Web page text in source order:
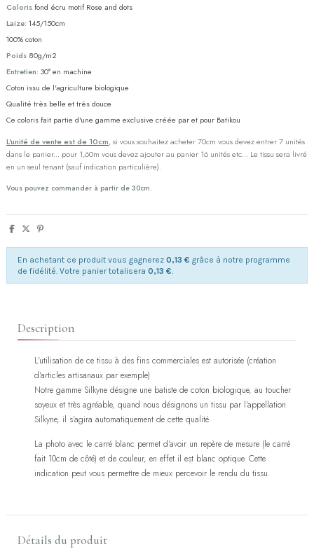
Colorisfond écru motif Rose and dots
Laize: 145/150cm
100% coton
Poids 80g/m2
Entretien: 30° en machine
Coton issu de l'agriculture biologique
Qualité très belle et très douce
Ce coloris fait partie d'une gamme exclusive créée par et pour Batikou
L'unité de vente est de 10cm, si vous souhaitez acheter 70cm vous devez entrer 7 unités
dans le panier... pour 1,60m vous devez ajouter au panier 16 unités etc... Le tissu sera livré
en un seul tenant (sauf indication particulière).
Vous pouvez commander à partir de 30cm.
En achetant ce produit vous gagnerez 0,13 € grâce à notre programme
de fidélité. Votre panier totalisera 0,13 €.
Description
L'utilisation de ce tissu à des fins commerciales est autorisée (création
d'articles artisanaux par exemple)
Notre gamme Silkyne désigne une batiste de coton biologique, au toucher
soyeux et très agréable, quand nous désignons un tissu par l'appellation
Silkyne, il s'agira automatiquement de cette qualité.
La photo avec le carré blanc permet d'avoir un repère de mesure (le carré
fait 10cm de côté) et de couleur, en effet il est blanc optique. Cette
indication peut vous permettre de mieux percevoir le rendu du tissu.
Détails du produit